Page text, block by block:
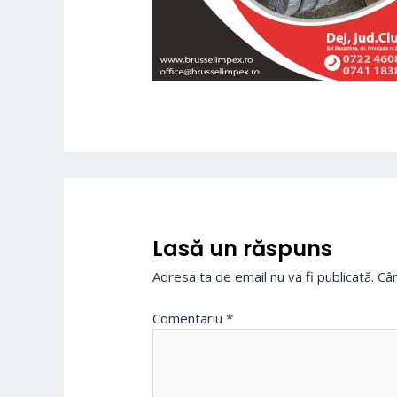
Lasă un răspuns
Adresa ta de email nu va fi publicată.
Comentariu*